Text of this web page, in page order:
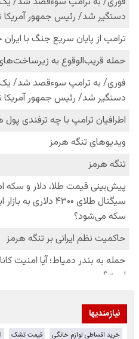
نیازمندیها
خرید اقساطی لوازم خانگی قیمت تشک